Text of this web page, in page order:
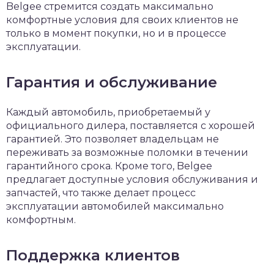
Belgee стремится создать максимально
комфортные условия для своих клиентов не
только в момент покупки, но и в процессе
эксплуатации.
Гарантия и обслуживание
Каждый автомобиль, приобретаемый у
официального дилера, поставляется с хорошей
гарантией. Это позволяет владельцам не
переживать за возможные поломки в течении
гарантийного срока. Кроме того, Belgee
предлагает доступные условия обслуживания и
запчастей, что также делает процесс
эксплуатации автомобилей максимально
комфортным.
Поддержка клиентов